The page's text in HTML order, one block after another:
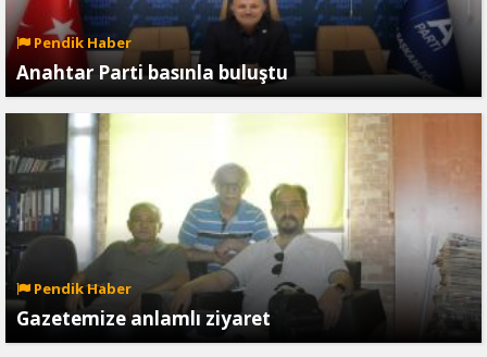
Pendik Haber
Anahtar Parti basınla buluştu
Pendik Haber
Gazetemize anlamlı ziyaret